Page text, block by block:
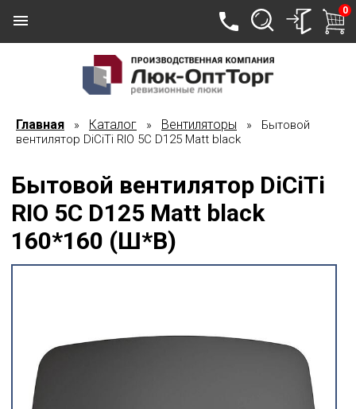
0
Главная » Каталог » Вентиляторы » Бытовой
вентилятор DiCiTi RIO 5C D125 Matt black
Бытовой вентилятор DiCiTi
RIO 5C D125 Matt black
160*160 (Ш*В)